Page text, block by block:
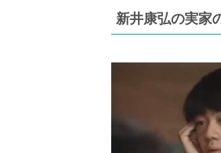
新井康弘の実家